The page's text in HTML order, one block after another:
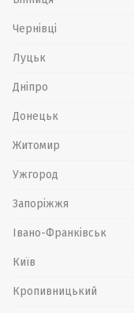
Чернівці
Луцьк
Дніпро
Донецьк
Житомир
Ужгород
Запоріжжя
Івано-Франківськ
Київ
Кропивницький